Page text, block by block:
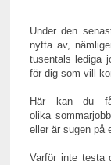
Under den
nytta av,
tusentals lediga
för dig som vill
Här kan du
olika
eller är sugen på
Varför inte testa